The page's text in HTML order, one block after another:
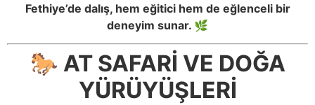
Fethiye’de dalış, hem eğitici hem de eğlenceli bir
deneyim sunar. 🌿
🐎 AT SAFARİ VE DOĞA
YÜRÜYÜŞLERİ